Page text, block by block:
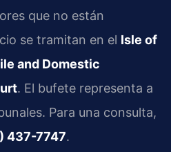
que no están
se tramitan en el Isle of
and Domestic
. El bufete representa a
Para una consulta,
437-7747.